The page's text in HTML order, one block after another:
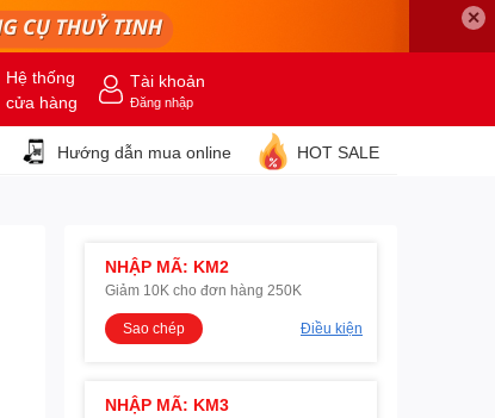
✕
Hệ thống
cửa hàng
Tài khoản
Đăng nhập
Hướng dẫn mua online HOT SALE
NHẬP MÃ: KM2
Giảm 10K cho đơn hàng 250K
Sao chép Điều kiện
NHẬP MÃ: KM3